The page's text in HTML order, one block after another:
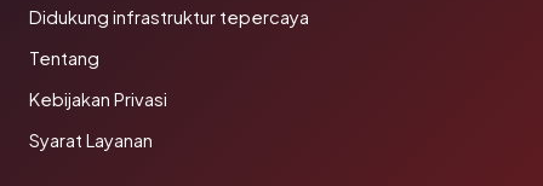
Didukung infrastruktur tepercaya
Tentang
Kebijakan Privasi
Syarat Layanan